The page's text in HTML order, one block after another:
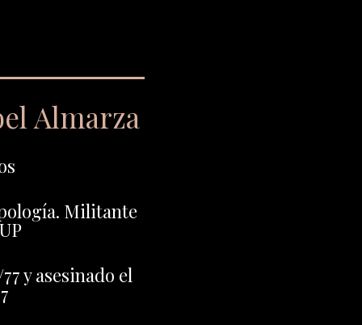
Almarza
Militante
y asesinado el